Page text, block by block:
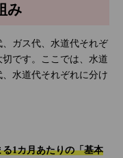
み
ガス代、水道代それぞ
です。ここでは、水道
水道代それぞれに分け
1カ月あたりの「基本